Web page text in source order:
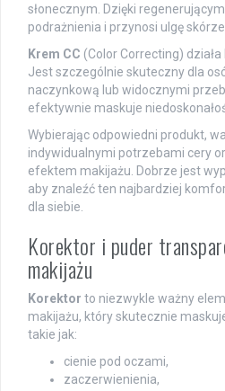
słonecznym. Dzięki
podrażnienia i przynosi ulgę
Krem CC (Color Correcting)
Jest szczególnie skuteczny dla
naczynkową lub widocznymi
efektywnie maskuje
Wybierając odpowiedni produkt,
indywidualnymi potrzebami cery
efektem makijażu. Dobrze jest
aby znaleźć ten najbardziej
dla siebie.
Korektor i puder
makijażu
Korektor to niezwykle ważny
makijażu, który skutecznie
takie jak:
cienie pod oczami,
zaczerwienienia,